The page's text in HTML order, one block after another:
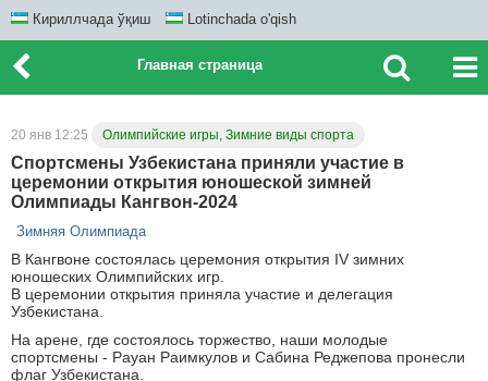
Кириллчада ўқиш Lotinchada o'qish
Главная страница
20 янв 12:25 Олимпийские игры, Зимние виды спорта
Спортсмены Узбекистана приняли участие в
церемонии открытия юношеской зимней
Олимпиады Кангвон-2024
Зимняя Олимпиада
В Кангвоне состоялась церемония открытия IV зимних
юношеских Олимпийских игр.
В церемонии открытия приняла участие и делегация
Узбекистана.
На арене, где состоялось торжество, наши молодые
спортсмены - Рауан Раимкулов и Сабина Реджепова пронесли
флаг Узбекистана.